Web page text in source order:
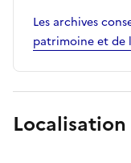
Les archives
patrimoine et de
Localisation